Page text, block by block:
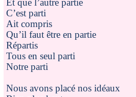
Et que l’autre partie
C’est parti
Ait compris
Qu’il faut être en partie
Répartis
Tous en seul parti
Notre parti
Nous avons placé nos idéaux